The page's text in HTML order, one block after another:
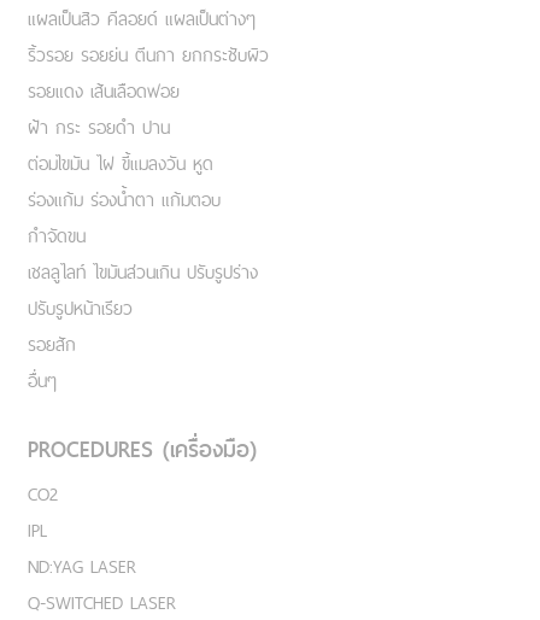
แผลเป็นสิว คีลอยด์ แผลเป็นต่างๆ
ริ้วรอย รอยย่น ตีนกา ยกกระชับผิว
รอยแดง เส้นเลือดฟอย
ฝ้า กระ รอยดำ ปาน
ต่อมไขมัน ไฝ ขี้แมลงวัน หูด
ร่องแก้ม ร่องน้ำตา แก้มตอบ
กำจัดขน
เชลลูไลท์ ไขมันส่วนเกิน ปรับรูปร่าง
ปรับรูปหน้าเรียว
รอยสัก
อื่นๆ
PROCEDURES (เครื่องมือ)
CO2
IPL
ND:YAG LASER
Q-SWITCHED LASER